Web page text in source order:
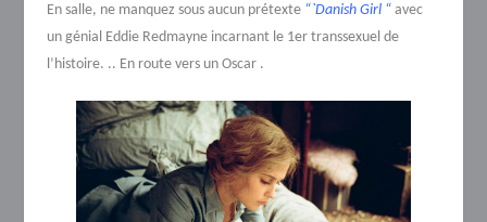
En salle, ne manquez sous aucun prétexte “`Danish Girl “ avec
un génial Eddie Redmayne incarnant le 1er transsexuel de
l’histoire. .. En route vers un Oscar .